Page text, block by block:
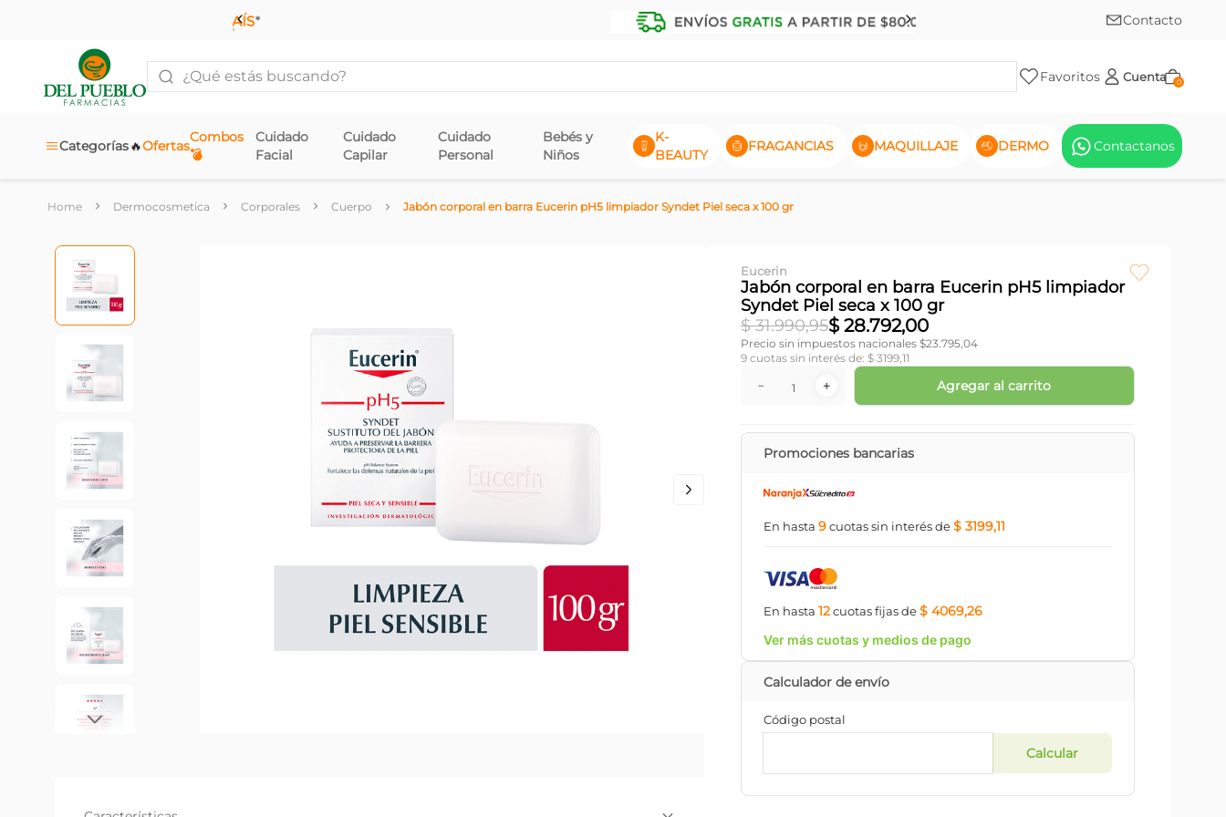
Contacto
¿Qué estás buscando?
Favoritos Cuenta 0
Categorías Ofertas
🔥
Combos
💣
Cuidado
Facial
Cuidado
Capilar
Cuidado
Personal
Bebés y
Niños
K-
BEAUTY
FRAGANCIAS MAQUILLAJE DERMO Contactanos
Dermocosmetica Corporales Cuerpo Jabón corporal en barra Eucerin pH5 limpiador Syndet Piel seca x 100 gr
Eucerin
Jabón corporal en barra Eucerin pH5 limpiador
Syndet Piel seca x 100 gr
$ 31.990,95$ 28.792,00
Precio sin impuestos nacionales $23.795,04
9cuotas sin interés de: $ 3199,11
＋
－ Agregar al carrito
Promociones bancarias
En hasta 9cuotassin interésde$ 3199,11
En hasta 12cuotasfijasde$ 4069,26
Ver más cuotas y medios de pago
Código postal